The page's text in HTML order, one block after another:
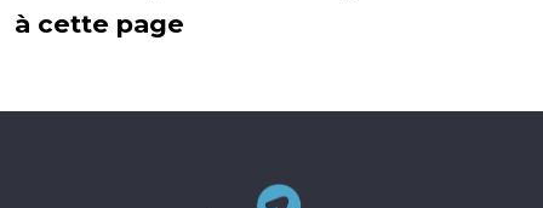
à cette page